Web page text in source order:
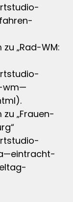
„Rad-WM:
wm—
„Frauen-